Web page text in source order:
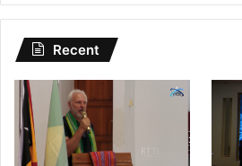
Recent